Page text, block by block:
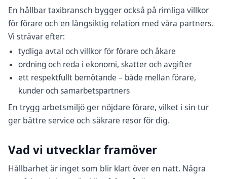
En hållbar taxibransch bygger också på rimliga villkor
för förare och en långsiktig relation med våra partners.
Vi strävar efter:
tydliga avtal och villkor för förare och åkare
ordning och reda i ekonomi, skatter och avgifter
ett respektfullt bemötande – både mellan förare,
kunder och samarbetspartners
En trygg arbetsmiljö ger nöjdare förare, vilket i sin tur
ger bättre service och säkrare resor för dig.
Vad vi utvecklar framöver
Hållbarhet är inget som blir klart över en natt. Några